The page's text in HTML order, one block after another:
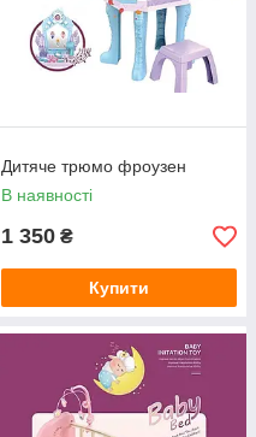
Дитяче трюмо фроузен
В наявності
1 350 ₴
Купити